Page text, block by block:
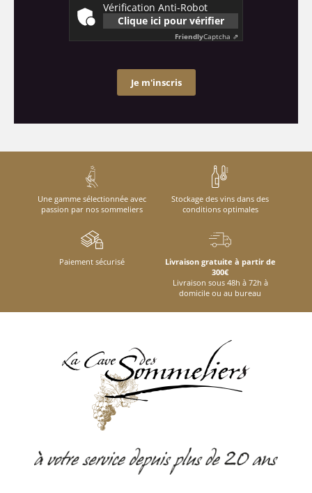
Vérification Anti-Robot
Clique ici pour vérifier
FriendlyCaptcha ⇗
Je m'inscris
Une gamme sélectionnée avec
passion par nos sommeliers
Stockage des vins dans des
conditions optimales
Paiement sécurisé
Livraison gratuite à partir de
300€
Livraison sous 48h à 72h à
domicile ou au bureau